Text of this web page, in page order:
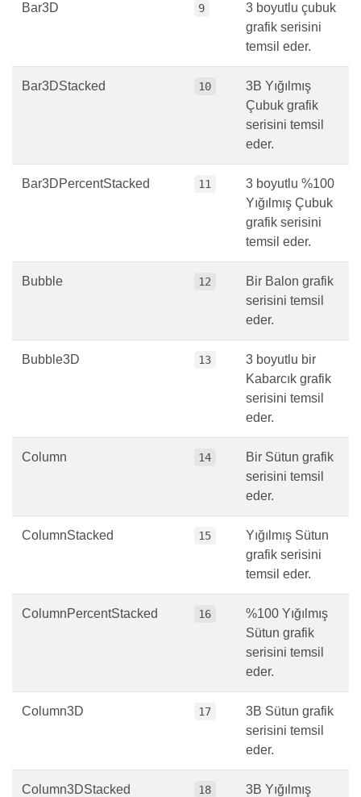
Bar3D 9
3 boyutlu çubuk
grafik serisini
temsil eder.
Bar3DStacked 10
3B Yığılmış
Çubuk grafik
serisini temsil
eder.
Bar3DPercentStacked 11
3 boyutlu %100
Yığılmış Çubuk
grafik serisini
temsil eder.
Bubble 12
Bir Balon grafik
serisini temsil
eder.
Bubble3D 13
3 boyutlu bir
Kabarcık grafik
serisini temsil
eder.
Column 14
Bir Sütun grafik
serisini temsil
eder.
ColumnStacked 15
Yığılmış Sütun
grafik serisini
temsil eder.
ColumnPercentStacked 16
%100 Yığılmış
Sütun grafik
serisini temsil
eder.
Column3D 17
3B Sütun grafik
serisini temsil
eder.
Column3DStacked 18
3B Yığılmış